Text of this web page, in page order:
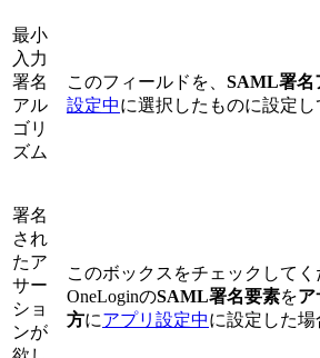
最小
入力
署名
アル
ゴリ
ズム
このフィールドを、 SAML署名
設定中に選択したものに設定し
署名
され
たア
サー
ショ
ンが
このボックスをチェックしてく
OneLoginのSAML署名要素をア
方にアプリ設定中に設定した場